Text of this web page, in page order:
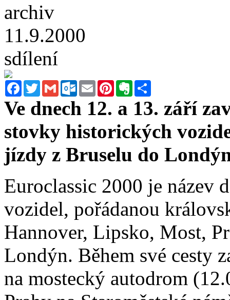
archiv
11.9.2000
sdílení
FacebookTwitterGmail Outlook.com
Email PinterestEvernote
Ve dnech 12. a 13. září
stovky historických
jízdy z Bruselu do
Euroclassic 2000 je název
vozidel, pořádanou
Hannover, Lipsko, Most,
Londýn. Během své cesty
na mostecký autodrom